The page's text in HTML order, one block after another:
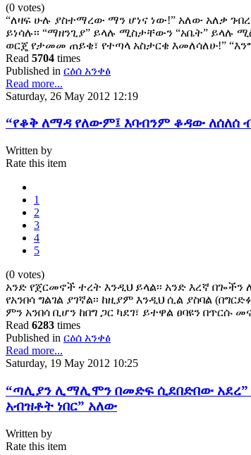
(0 votes)
“ለዛፍ ሁሉ ያስተማረው ማን ሆነና ነው!” አለው አለቃ
ይነሳሉ፡፡ “ማዘንጊያ” ይላሉ ሚስታቸውን “አቤት” ይላሉ
ወርጄ የታመመ ጠይቄ፣ የተጣላ አስታርቄ እመለሳለሁ!”
Read 5704 times
Published in ርዕሰ አንቀፅ
Read more...
Saturday, 26 May 2012 12:19
“የቆቅ ለማዳ የለውም፤ እባብንም ቆዳው ለሰለሰ
Written by
Rate this item
1
2
3
4
5
(0 votes)
አንድ የጀርመኖች ተረት እንዲህ ይላል፡፡ አንድ እረኛ
የአንበሳ ግልገል ያገኛል፡፡ ከዚያም እንዲህ ሲል ያስባል
ምን አንበሳ ቢሆን ከበግ ጋር ካደገ፣ ይተዋል ፀባዩን በጥርሱ
Read 6283 times
Published in ርዕሰ አንቀፅ
Read more...
Saturday, 19 May 2012 10:25
“ጣሊያን ሊማሊሞን በመድፍ ሲደበድበው
አብዝቶት ነበር” አለው
Written by
Rate this item